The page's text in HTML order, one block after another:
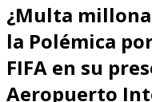
¿Multa
la Polémica
FIFA en su
Aeropuerto